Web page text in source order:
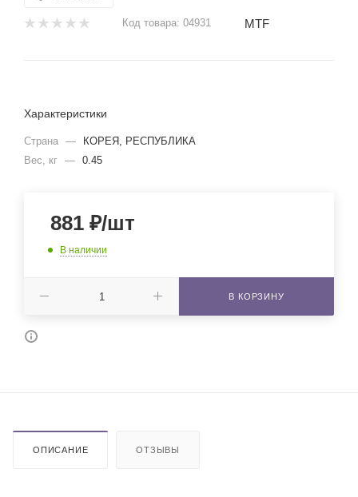
Код товара: 04931 MTF
Характеристики
Страна —
КОРЕЯ, РЕСПУБЛИКА
Вес, кг — 0.45
881 ₽/шт
В наличии
В КОРЗИНУ
ОПИСАНИЕ ОТЗЫВЫ